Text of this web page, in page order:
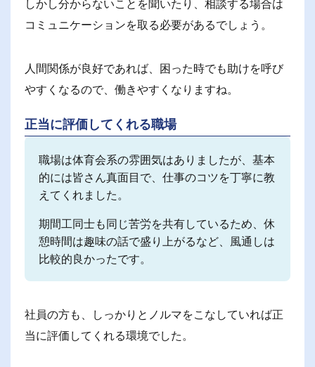
コミュニケーションを取る必要があるでしょう。
人間関係が良好であれば、困った時でも助けを呼び
やすくなるので、働きやすくなりますね。
正当に評価してくれる職場
職場は体育会系の雰囲気はありましたが、基本
的には皆さん真面目で、仕事のコツを丁寧に教
えてくれました。
期間工同士も同じ苦労を共有しているため、休
憩時間は趣味の話で盛り上がるなど、風通しは
比較的良かったです。
社員の方も、しっかりとノルマをこなしていれば正
当に評価してくれる環境でした。